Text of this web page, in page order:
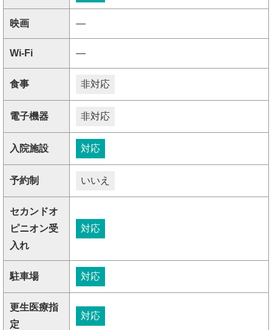
映画 ―
Wi-Fi ―
食事 非対応
電子機器 非対応
入院施設 対応
予約制 いいえ
セカンドオ
ピニオン受
入れ
対応
駐車場 対応
更生医療指
定
対応